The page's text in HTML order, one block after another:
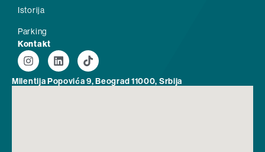
Istorija
Parking
Kontakt
Milentija Popovića 9, Beograd 11000, Srbija